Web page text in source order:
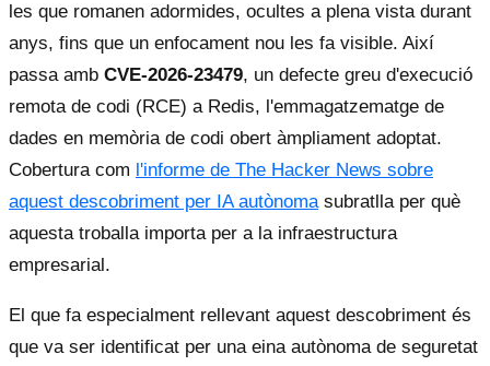
les que romanen adormides, ocultes a plena vista durant
anys, fins que un enfocament nou les fa visible. Així
passa amb CVE-2026-23479, un defecte greu d'execució
remota de codi (RCE) a Redis, l'emmagatzematge de
dades en memòria de codi obert àmpliament adoptat.
Cobertura com l'informe de The Hacker News sobre
aquest descobriment per IA autònomasubratlla per què
aquesta troballa importa per a la infraestructura
empresarial.
El que fa especialment rellevant aquest descobriment és
que va ser identificat per una eina autònoma de seguretat